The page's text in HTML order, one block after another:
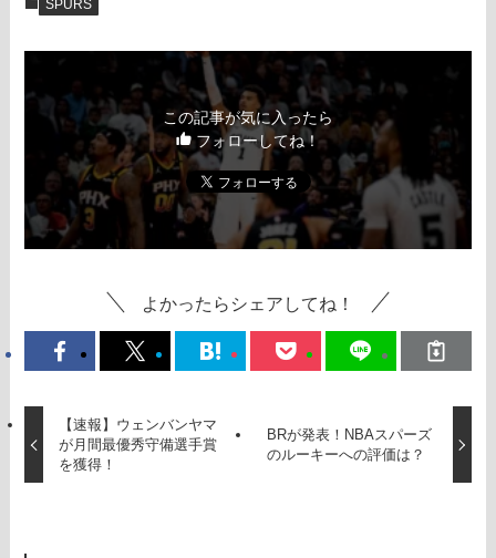
SPURS
この記事が気に入ったら
フォローしてね！
よかったらシェアしてね！
【速報】ウェンバンヤマ
が月間最優秀守備選手賞
を獲得！
BRが発表！NBAスパーズ
のルーキーへの評価は？